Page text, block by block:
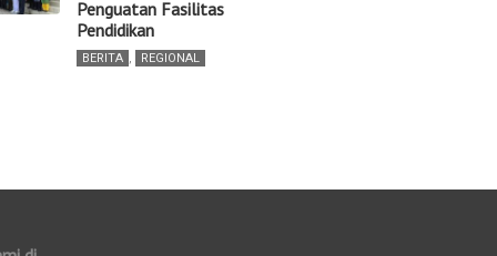
Penguatan Fasilitas
Pendidikan
BERITA , REGIONAL